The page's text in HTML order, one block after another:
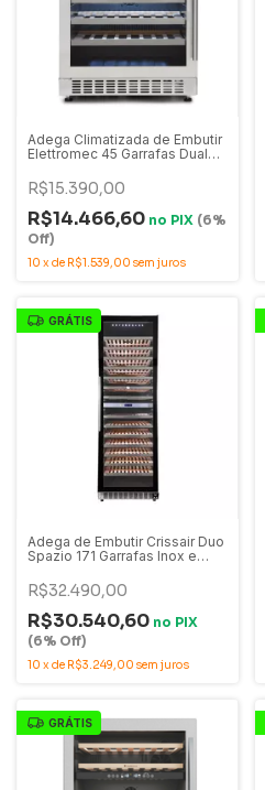
Adega Climatizada de Embutir
Elettromec 45 Garrafas Dual
R$15.390,00
R$14.466,60 no PIX (6%
Off)
10 x de R$1.539,00 sem juros
GRÁTIS
Adega de Embutir Crissair Duo
Spazio 171 Garrafas Inox e
171DI
R$32.490,00
R$30.540,60 no PIX
(6% Off)
10 xde R$3.249,00 sem juros
GRÁTIS